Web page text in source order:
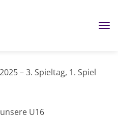
– 3. Spieltag, 1. Spiel
U16